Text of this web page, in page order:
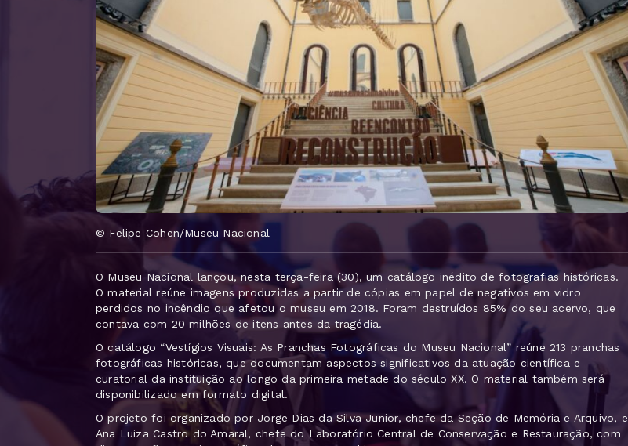
© Felipe Cohen/Museu Nacional
O Museu Nacional lançou, nesta terça-feira (30), um catálogo inédito de fotografias históricas.
O material reúne imagens produzidas a partir de cópias em papel de negativos em vidro
perdidos no incêndio que afetou o museu em 2018. Foram destruídos 85% do seu acervo, que
contava com 20 milhões de itens antes da tragédia.
O catálogo “Vestígios Visuais: As Pranchas Fotográficas do Museu Nacional” reúne 213 pranchas
fotográficas históricas, que documentam aspectos significativos da atuação científica e
curatorial da instituição ao longo da primeira metade do século XX. O material também será
disponibilizado em formato digital.
O projeto foi organizado por Jorge Dias da Silva Junior, chefe da Seção de Memória e Arquivo, e
Ana Luiza Castro do Amaral, chefe do Laboratório Central de Conservação e Restauração, com